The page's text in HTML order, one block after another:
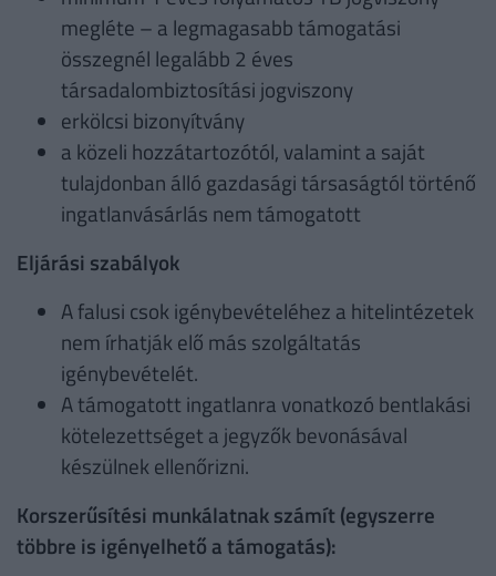
megléte – a legmagasabb támogatási
összegnél legalább 2 éves
társadalombiztosítási jogviszony
erkölcsi bizonyítvány
a közeli hozzátartozótól, valamint a saját
tulajdonban álló gazdasági társaságtól történő
ingatlanvásárlás nem támogatott
Eljárási szabályok
A falusi csok igénybevételéhez a hitelintézetek
nem írhatják elő más szolgáltatás
igénybevételét.
A támogatott ingatlanra vonatkozó bentlakási
kötelezettséget a jegyzők bevonásával
készülnek ellenőrizni.
Korszerűsítési munkálatnak számít (egyszerre
többre is igényelhető a támogatás):